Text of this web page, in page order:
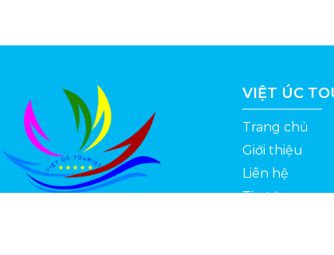
VIỆT ÚC
Trang chủ
Giới thiệu
Liên hệ
Tin tức